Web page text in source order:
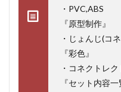
・PVC,ABS
『原型制作』
・じょんじ(コ
『彩色』
・コネクトレク
『セット内容一